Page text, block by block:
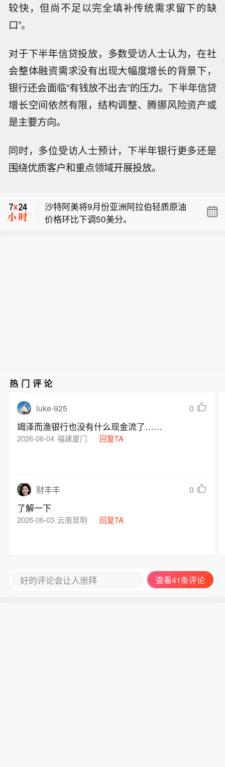
较快，但尚不足以完全填补传统需求留下的缺
口”。
对于下半年信贷投放，多数受访人士认为，在社
会整体融资需求没有出现大幅度增长的背景下，
银行还会面临“有钱放不出去”的压力。下半年信贷
增长空间依然有限，结构调整、腾挪风险资产或
是主要方向。
同时，多位受访人士预计，下半年银行更多还是
围绕优质客户和重点领域开展投放。
WPP股价料创1992年以来最大单日涨
幅，上涨25%至11个月高位。
路线，作为博斯普鲁斯海峡或霍尔木兹
海峡出现风险时的替代路线。
沙特阿美将9月份亚洲阿拉伯轻质原油
价格环比下调50美分。
热门评论
luke-925 0
竭泽而渔银行也没有什么现金流了……
2026-06-04 福建厦门 回复TA
财丰丰 0
了解一下
2026-06-03 云南昆明 回复TA
好的评论会让人崇拜 查看41条评论